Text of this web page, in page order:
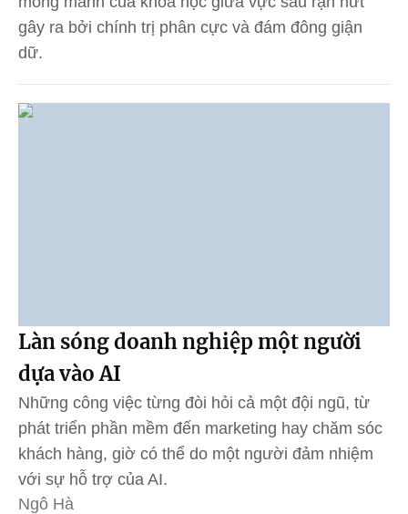
gây ra bởi chính trị phân cực và đám đông giận
dữ.
Làn sóng doanh nghiệp một người
dựa vào AI
Những công việc từng đòi hỏi cả một đội ngũ, từ
phát triển phần mềm đến marketing hay chăm sóc
khách hàng, giờ có thể do một người đảm nhiệm
với sự hỗ trợ của AI.
Ngô Hà